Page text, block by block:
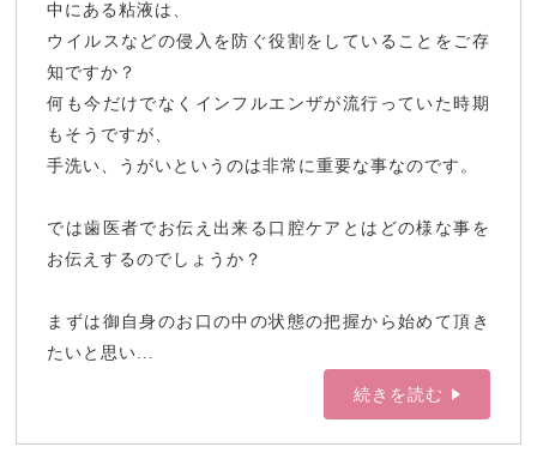
中にある粘液は、
ウイルスなどの侵入を防ぐ役割をしていることをご存
知ですか？
何も今だけでなくインフルエンザが流行っていた時期
もそうですが、
手洗い、うがいというのは非常に重要な事なのです。
では歯医者でお伝え出来る口腔ケアとはどの様な事を
お伝えするのでしょうか？
まずは御自身のお口の中の状態の把握から始めて頂き
たいと思い...
続きを読む